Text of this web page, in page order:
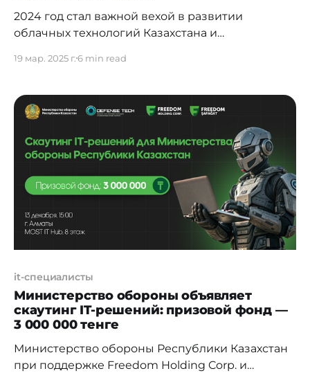
2024 год стал важной вехой в развитии
облачных технологий Казахстана и
рынок облачных технологий, какие тренды
цифровой трансформации страны
играет QazCloud, мы поговорили с Касымом
директором QazCloud. Какие ключевые тренды
19 мар. 2025 г.6 min read
it-специалисты
Министерство обороны объявляет
скаутинг IT-решений: призовой фонд —
3 000 000 тенге
Министерство обороны Республики Казахстан
при поддержке Freedom Holding Corp. и